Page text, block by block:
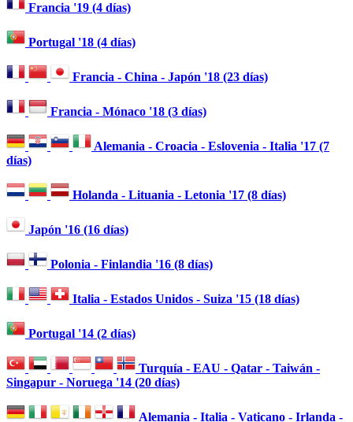
Francia '19 (4 días)
Portugal '18 (4 días)
Francia - China - Japón '18 (23 días)
Francia - Mónaco '18 (3 días)
Alemania - Croacia - Eslovenia - Italia '17 (7
días)
Holanda - Lituania - Letonia '17 (8 días)
Japón '16 (16 días)
Polonia - Finlandia '16 (8 días)
Italia - Estados Unidos - Suiza '15 (18 días)
Portugal '14 (2 días)
Turquía - EAU - Qatar - Taiwán -
Singapur - Noruega '14 (20 días)
Alemania - Italia - Vaticano - Irlanda -